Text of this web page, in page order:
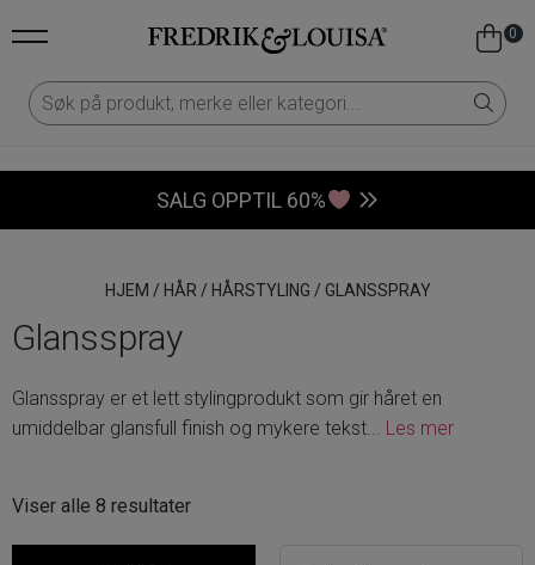
0
SALG OPPTIL 60%
HJEM / HÅR / HÅRSTYLING / GLANSSPRAY
Glansspray
Glansspray er et lett stylingprodukt som gir håret en
umiddelbar glansfull finish og mykere tekst... Les mer
Viser alle 8 resultaterSortert